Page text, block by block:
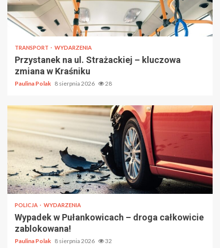
TRANSPORT WYDARZENIA
Przystanek na ul. Strażackiej – kluczowa
zmiana w Kraśniku
Paulina Polak 8 sierpnia 2026 28
POLICJA WYDARZENIA
Wypadek w Pułankowicach – droga całkowicie
zablokowana!
Paulina Polak 8 sierpnia 2026 32